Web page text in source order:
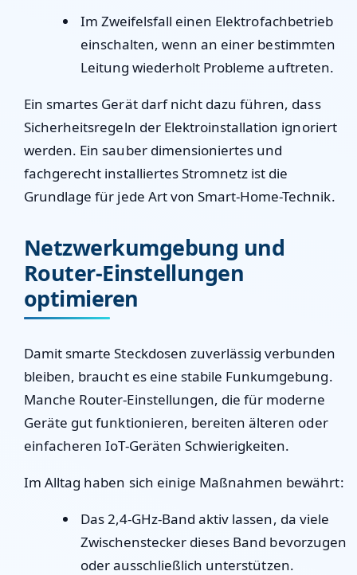
Im Zweifelsfall einen Elektrofachbetrieb
einschalten, wenn an einer bestimmten
Leitung wiederholt Probleme auftreten.
Ein smartes Gerät darf nicht dazu führen, dass
Sicherheitsregeln der Elektroinstallation ignoriert
werden. Ein sauber dimensioniertes und
fachgerecht installiertes Stromnetz ist die
Grundlage für jede Art von Smart-Home-Technik.
Netzwerkumgebung und
Router-Einstellungen
optimieren
Damit smarte Steckdosen zuverlässig verbunden
bleiben, braucht es eine stabile Funkumgebung.
Manche Router-Einstellungen, die für moderne
Geräte gut funktionieren, bereiten älteren oder
einfacheren IoT-Geräten Schwierigkeiten.
Im Alltag haben sich einige Maßnahmen bewährt:
Das 2,4-GHz-Band aktiv lassen, da viele
Zwischenstecker dieses Band bevorzugen
oder ausschließlich unterstützen.